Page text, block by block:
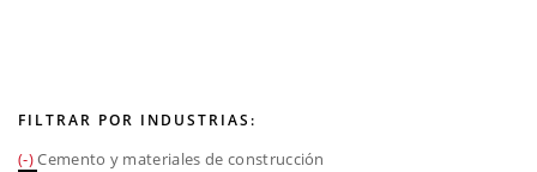
FILTRAR POR INDUSTRIAS:
(-)Cemento y materiales de construcción